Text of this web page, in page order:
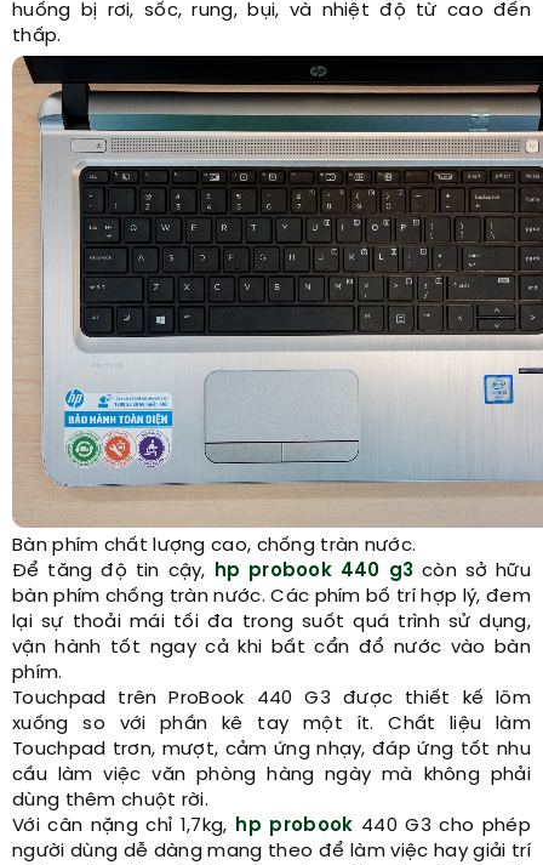
huống bị rơi, sốc, rung, bụi, và nhiệt độ từ cao đến
thấp.
Bàn phím chất lượng cao, chống tràn nước.
Để tăng độ tin cậy,
hp probook 440 g3 còn sở hữu
bàn phím chống tràn nước. Các phím bố trí hợp lý, đem
lại sự thoải mái tối đa trong suốt quá trình sử dụng,
vận hành tốt ngay cả khi bất cẩn đổ nước vào bàn
phím.
Touchpad trên ProBook 440 G3 được thiết kế lõm
xuống so với phần kê tay một ít. Chất liệu làm
Touchpad trơn, mượt, cảm ứng nhạy, đáp ứng tốt nhu
cầu làm việc văn phòng hàng ngày mà không phải
dùng thêm chuột rời.
Với cân nặng chỉ 1,7kg,
hp probook 440 G3 cho phép
người dùng dễ dàng mang theo để làm việc hay giải trí